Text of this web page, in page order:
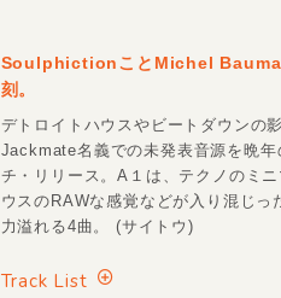
SoulphictionことMichel
刻。
デトロイトハウスやビートダウンの
Jackmate名義での未発表音源を晩
チ・リリース。A１は、テクノのミ
ウスのRAWな感覚などが入り混じ
力溢れる4曲。 (サイトウ)
Track List